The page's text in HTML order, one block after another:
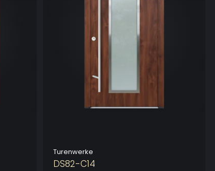
Turenwerke
DS82-C14